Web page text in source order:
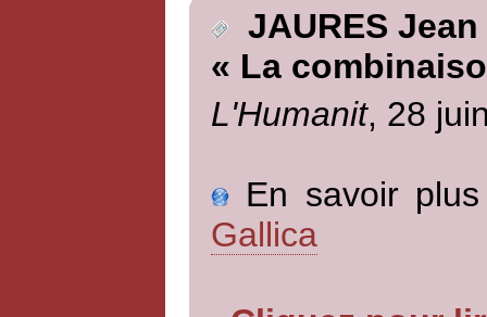
JAURES Jean
« La
L'Humanit, 28
En savoir
Gallica